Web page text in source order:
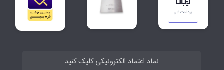
نماد اعتماد الکترونیکی کلیک کنید